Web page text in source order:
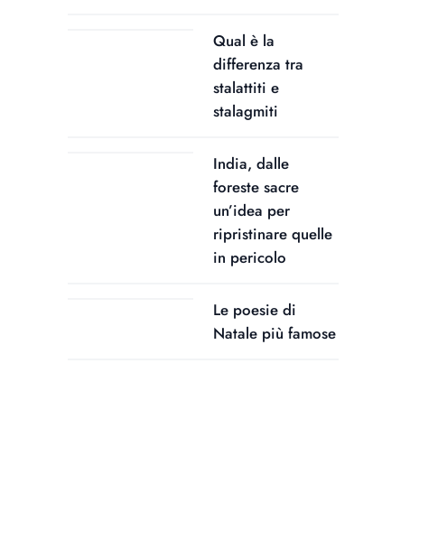
Qual è la
differenza tra
stalattiti e
stalagmiti
India, dalle
foreste sacre
un’idea per
ripristinare quelle
in pericolo
Le poesie di
Natale più famose